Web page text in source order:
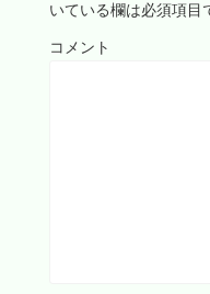
いている欄は必須項目
コメント